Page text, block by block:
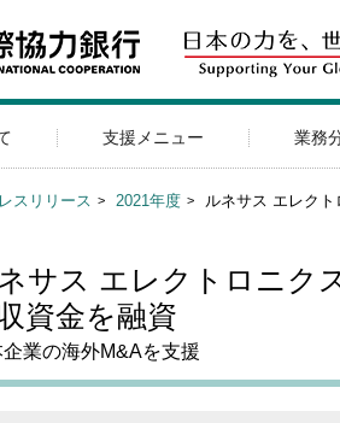
支援メニュー 業務
スリリース 2021年度 ルネサス エレク
サス エレクトロニク
資金を融資
企業の海外M&Aを支援